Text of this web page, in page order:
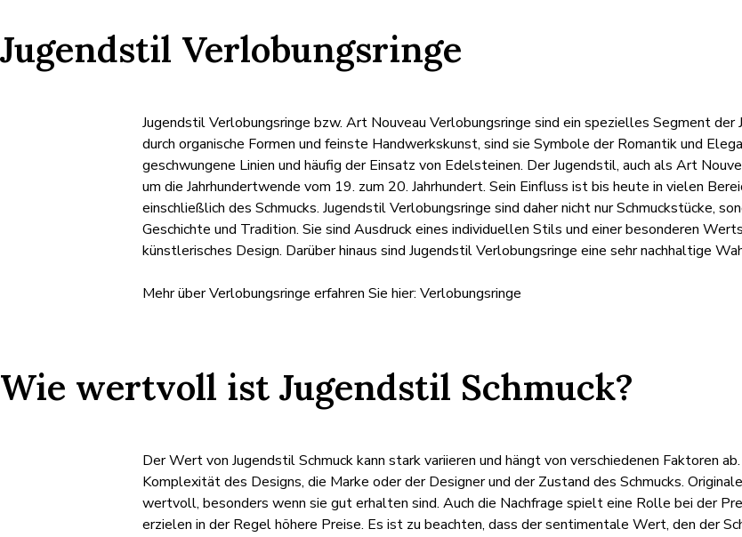
Jugendstil Verlobungsringe
Jugendstil Verlobungsringe bzw. Art Nouveau Verlobungsringe sind ein spezielles Segment
durch organische Formen und feinste Handwerkskunst, sind sie Symbole der Romantik und
geschwungene Linien und häufig der Einsatz von Edelsteinen. Der Jugendstil, auch als Art
um die Jahrhundertwende vom 19. zum 20. Jahrhundert. Sein Einfluss ist bis heute in vielen
einschließlich des Schmucks. Jugendstil Verlobungsringe sind daher nicht nur Schmuckstücke,
Geschichte und Tradition. Sie sind Ausdruck eines individuellen Stils und einer besonderen
künstlerisches Design. Darüber hinaus sind Jugendstil Verlobungsringe eine sehr nachhaltige
Mehr über Verlobungsringe erfahren Sie hier: Verlobungsringe
Wie wertvoll ist Jugendstil Schmuck?
Der Wert von Jugendstil Schmuck kann stark variieren und hängt von verschiedenen Faktoren
Komplexität des Designs, die Marke oder der Designer und der Zustand des Schmucks.
wertvoll, besonders wenn sie gut erhalten sind. Auch die Nachfrage spielt eine Rolle bei der
erzielen in der Regel höhere Preise. Es ist zu beachten, dass der sentimentale Wert, den der